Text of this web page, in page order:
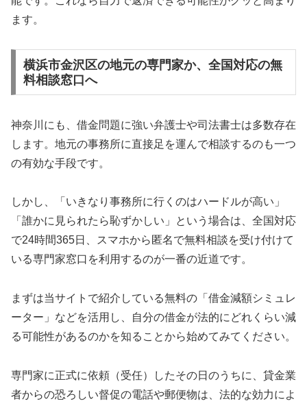
ます。
横浜市金沢区の地元の専門家か、全国対応の無
料相談窓口へ
神奈川にも、借金問題に強い弁護士や司法書士は多数存在
します。地元の事務所に直接足を運んで相談するのも一つ
の有効な手段です。
しかし、「いきなり事務所に行くのはハードルが高い」
「誰かに見られたら恥ずかしい」という場合は、全国対応
で24時間365日、スマホから匿名で無料相談を受け付けて
いる専門家窓口を利用するのが一番の近道です。
まずは当サイトで紹介している無料の「借金減額シミュレ
ーター」などを活用し、自分の借金が法的にどれくらい減
る可能性があるのかを知ることから始めてみてください。
専門家に正式に依頼（受任）したその日のうちに、貸金業
者からの恐ろしい督促の電話や郵便物は、法的な効力によ